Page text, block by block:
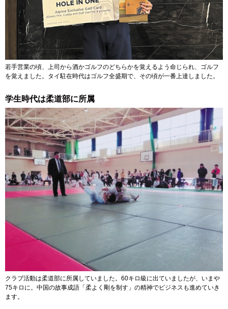
若手営業の頃、上司から酒かゴルフのどちらかを覚えるよう命じられ、ゴルフ
を覚えました。タイ駐在時代はゴルフ全盛期で、その頃が一番上達しました。
学生時代は柔道部に所属
クラブ活動は柔道部に所属していました。60キロ級に出ていましたが、いまや
75キロに。中国の故事成語「柔よく剛を制す」の精神でビジネスも進めていき
ます。